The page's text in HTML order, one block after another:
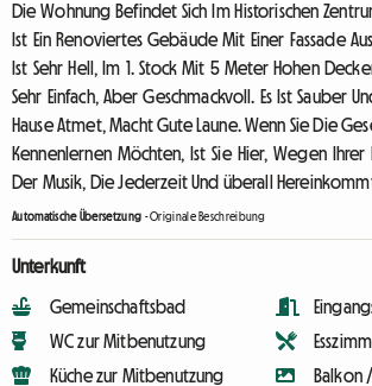
Die Wohnung Befindet Sich Im Historischen
Ist Ein Renoviertes Gebäude Mit Einer Fassade
Ist Sehr Hell, Im 1. Stock Mit 5 Meter Hohen
Sehr Einfach, Aber Geschmackvoll. Es Ist Sauber
Hause Atmet, Macht Gute Laune. Wenn Sie Die
Kennenlernen Möchten, Ist Sie Hier, Wegen
Der Musik, Die Jederzeit Und überall
Automatische Übersetzung -Originale Beschreibung
Unterkunft
Gemeinschaftsbad
WC zur Mitbenutzung
Küche zur Mitbenutzung
Balkon